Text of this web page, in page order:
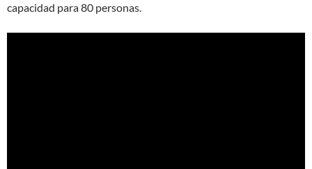
capacidad para 80 personas.